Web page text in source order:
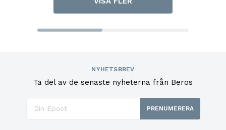
NYHETSBREV
Ta del av de senaste nyheterna från Beros
PRENUMERERA